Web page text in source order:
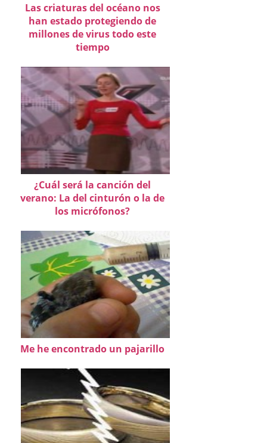
Las criaturas del océano nos
han estado protegiendo de
millones de virus todo este
tiempo
¿Cuál será la canción del
verano: La del cinturón o la de
los micrófonos?
Me he encontrado un pajarillo